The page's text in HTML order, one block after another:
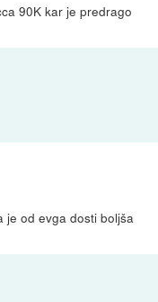
90K kar je predrago
je od evga dosti boljša